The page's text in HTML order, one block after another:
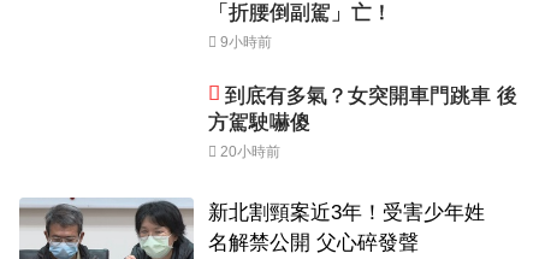
「折腰倒副駕」亡！
9小時前
到底有多氣？女突開車門跳車 後
方駕駛嚇傻
20小時前
新北割頸案近3年！受害少年姓
名解禁公開 父心碎發聲